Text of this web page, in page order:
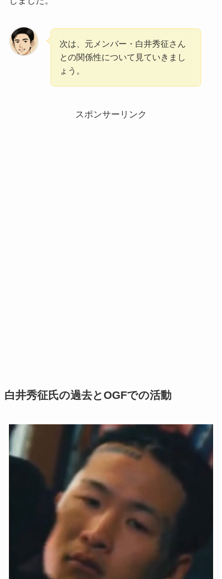
次は、元メンバー・白井秀征さん
との関係性について見ていきまし
ょう。
スポンサーリンク
白井秀征氏の過去とOGFでの活動